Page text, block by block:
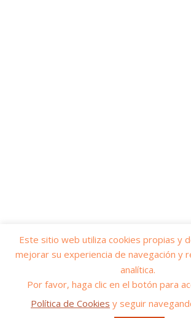
Yo soy servicios públicos– Todos los
Funciona conWP – Diseñado con elTema
Este sitio web utiliza cookies propias y
mejorar su experiencia de navegación y
analítica.
Por favor, haga clic en el botón para
Política de Cookies y seguir